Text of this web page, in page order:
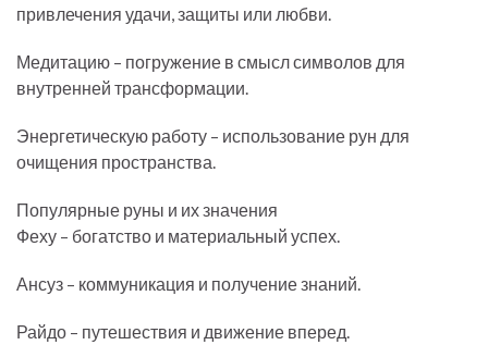
привлечения удачи, защиты или любви.
Медитацию – погружение в смысл символов для
внутренней трансформации.
Энергетическую работу – использование рун для
очищения пространства.
Популярные руны и их значения
Феху – богатство и материальный успех.
Ансуз – коммуникация и получение знаний.
Райдо – путешествия и движение вперед.